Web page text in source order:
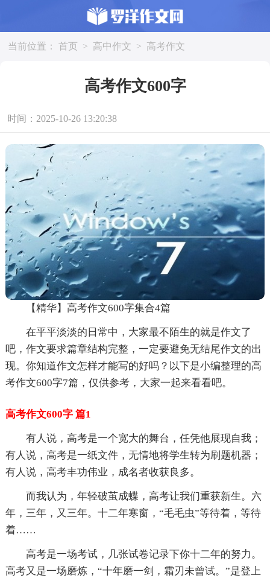
当前位置： 首页 > 高中作文 > 高考作文
高考作文600字
时间：2025-10-26 13:20:38
【精华】高考作文600字集合4篇
在平平淡淡的日常中，大家最不陌生的就是作文了
吧，作文要求篇章结构完整，一定要避免无结尾作文的出
现。你知道作文怎样才能写的好吗？以下是小编整理的高
考作文600字7篇，仅供参考，大家一起来看看吧。
高考作文600字 篇1
有人说，高考是一个宽大的舞台，任凭他展现自我；
有人说，高考是一纸文件，无情地将学生转为刷题机器；
有人说，高考丰功伟业，成名者收获良多。
而我认为，年轻破茧成蝶，高考让我们重获新生。六
年，三年，又三年。十二年寒窗，“毛毛虫”等待着，等待
着……
高考是一场考试，几张试卷记录下你十二年的努力。
高考又是一场磨炼，“十年磨一剑，霜刃未曾试。”是登上